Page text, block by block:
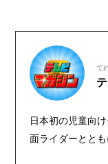
て
日本初の児童向
面ライダーとと
細は、